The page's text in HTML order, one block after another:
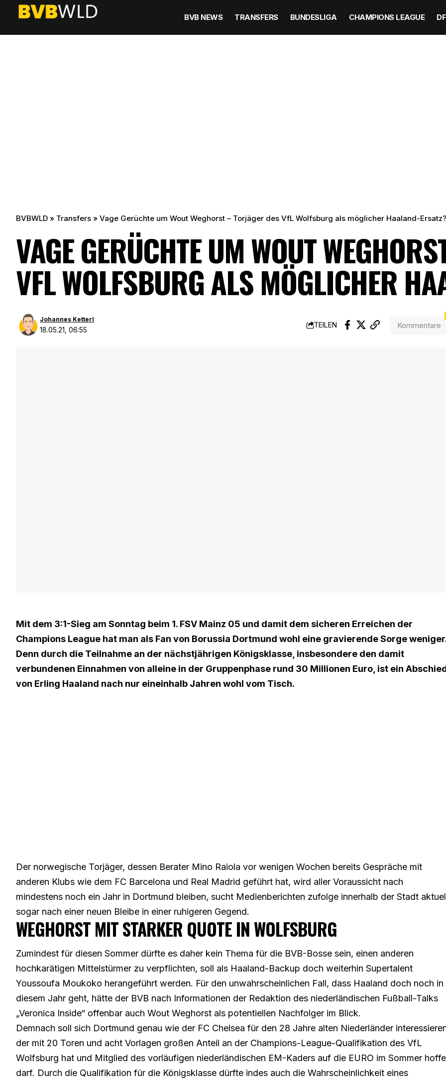
BVB NEWS TRANSFERS BUNDESLIGA CHAMPIONS LEAGUE
BVBWLD » Transfers » Vage Gerüchte um Wout Weghorst – Torjäger des VfL Wolfsburg als möglicher Haaland-Ersatz?
VAGE GERÜCHTE UM WOUT
VFL WOLFSBURG ALS MÖGLICHER
18.05.21, 06:55
Johannes Ketterl
TEILEN Kommentare
Mit dem 3:1-Sieg am Sonntag beim 1. FSV Mainz 05 und damit dem sicheren Erreichen der
Champions League hat man als Fan von Borussia Dortmund wohl eine gravierende Sorge
Denn durch die Teilnahme an der nächstjährigen Königsklasse, insbesondere den damit
verbundenen Einnahmen von alleine in der Gruppenphase rund 30 Millionen Euro, ist ein
von Erling Haaland nach nur eineinhalb Jahren wohl vom Tisch.
Der norwegische Torjäger, dessen Berater Mino Raiola vor wenigen Wochen bereits Gespräche mit
anderen Klubs wie dem FC Barcelona und Real Madrid geführt hat, wird aller Voraussicht nach
mindestens noch ein Jahr in Dortmund bleiben, sucht Medienberichten zufolge innerhalb der Stadt
sogar nach einer neuen Bleibe in einer ruhigeren Gegend.
WEGHORST MIT STARKER QUOTE IN WOLFSBURG
Zumindest für diesen Sommer dürfte es daher kein Thema für die BVB-Bosse sein, einen anderen
hochkarätigen Mittelstürmer zu verpflichten, soll als Haaland-Backup doch weiterhin Supertalent
Youssoufa Moukoko herangeführt werden. Für den unwahrscheinlichen Fall, dass Haaland doch noch in
diesem Jahr geht, hätte der BVB nach Informationen der Redaktion des niederländischen Fußball-Talks
„Veronica Inside“ offenbar auch Wout Weghorst als potentiellen Nachfolger im Blick.
Demnach soll sich Dortmund genau wie der FC Chelsea für den 28 Jahre alten Niederländer
der mit 20 Toren und acht Vorlagen großen Anteil an der Champions-League-Qualifikation des VfL
Wolfsburg hat und Mitglied des vorläufigen niederländischen EM-Kaders auf die EURO im Sommer
darf. Durch die Qualifikation für die Königsklasse dürfte indes auch die Wahrscheinlichkeit eines